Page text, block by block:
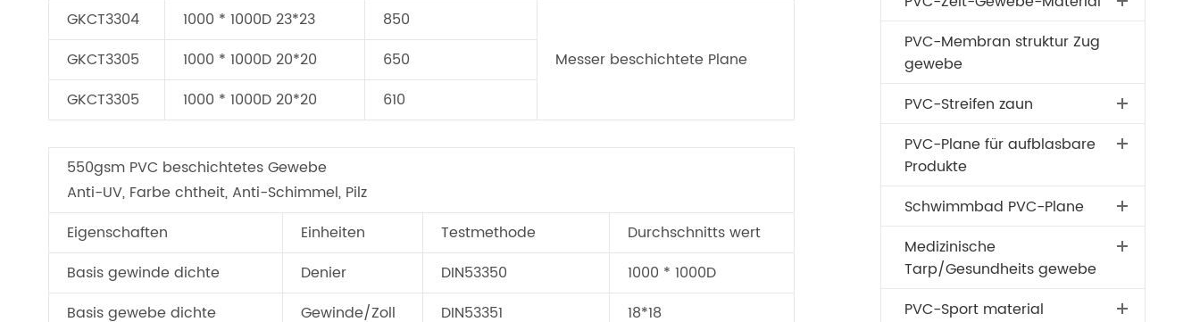
GKCT3304
1000 * 1000D 23*23
850
Messer beschichtete Plane
GKCT3305 1000 * 1000D 20*20
650
GKCT3305
1000 * 1000D 20*20 610
550gsm PVC beschichtetes Gewebe
Anti-UV, Farbe chtheit, Anti-Schimmel, Pilz
Eigenschaften
Einheiten Testmethode
Durchschnitts wert
Basis gewinde dichte
Denier DIN53350
1000 * 1000D
Basis gewebe dichte
Gewinde/Zoll DIN53351
18*18
PVC-Membran struktur Zug
gewebe
PVC-Streifen zaun
PVC-Plane für aufblasbare
Produkte
Schwimmbad PVC-Plane
Medizinische
Tarp/Gesundheits gewebe
PVC-Sport material